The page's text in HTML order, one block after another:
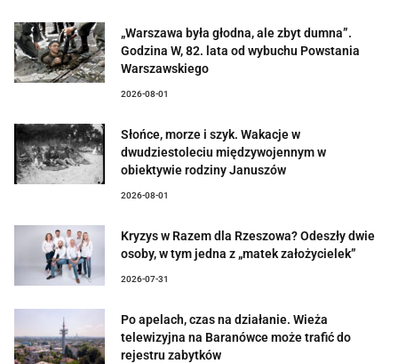
„Warszawa była głodna, ale zbyt dumna”.
Godzina W, 82. lata od wybuchu Powstania
Warszawskiego
2026-08-01
Słońce, morze i szyk. Wakacje w
dwudziestoleciu międzywojennym w
obiektywie rodziny Januszów
2026-08-01
Kryzys w Razem dla Rzeszowa? Odeszły dwie
osoby, w tym jedna z „matek założycielek”
2026-07-31
Po apelach, czas na działanie. Wieża
telewizyjna na Baranówce może trafić do
rejestru zabytków